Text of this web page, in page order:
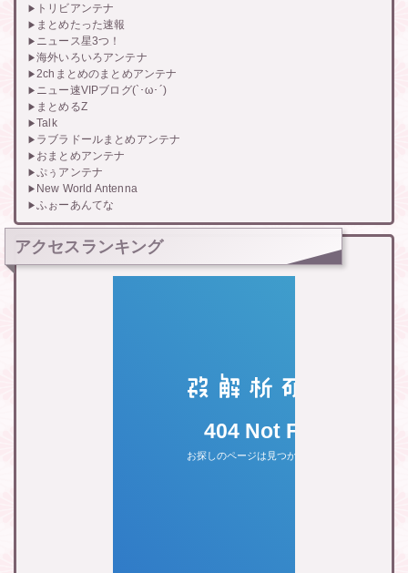
トリビアンテナ
まとめたった速報
ニュース星3つ！
海外いろいろアンテナ
2chまとめのまとめアンテナ
ニュー速VIPブログ(`･ω･´)
まとめるZ
Talk
ラブラドールまとめアンテナ
おまとめアンテナ
ぷぅアンテナ
New World Antenna
ふぉーあんてな
アクセスランキング